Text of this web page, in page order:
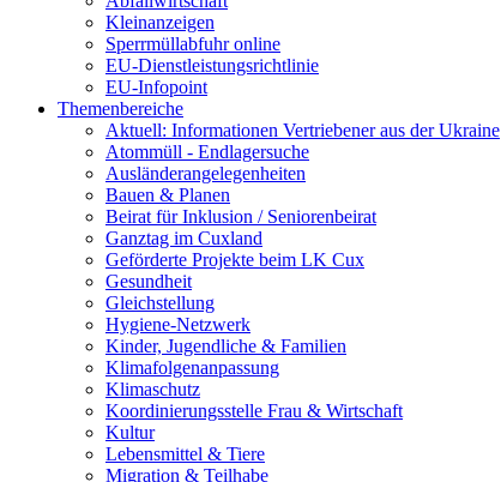
Kleinanzeigen
Sperrmüllabfuhr online
EU-Dienstleistungsrichtlinie
EU-Infopoint
Themenbereiche
Aktuell: Informationen Vertriebener aus der Ukraine
Atommüll - Endlagersuche
Ausländerangelegenheiten
Bauen & Planen
Beirat für Inklusion / Seniorenbeirat
Ganztag im Cuxland
Geförderte Projekte beim LK Cux
Gesundheit
Gleichstellung
Hygiene-Netzwerk
Kinder, Jugendliche & Familien
Klimafolgenanpassung
Klimaschutz
Koordinierungsstelle Frau & Wirtschaft
Kultur
Lebensmittel & Tiere
Migration & Teilhabe